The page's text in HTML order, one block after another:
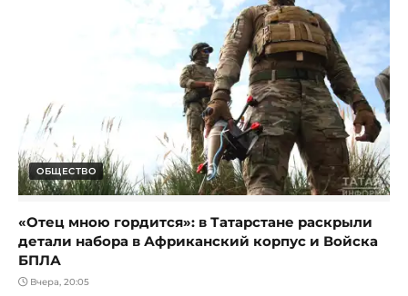
ОБЩЕСТВО
«Отец мною гордится»: в Татарстане раскрыли
детали набора в Африканский корпус и Войска
БПЛА
Вчера, 20:05